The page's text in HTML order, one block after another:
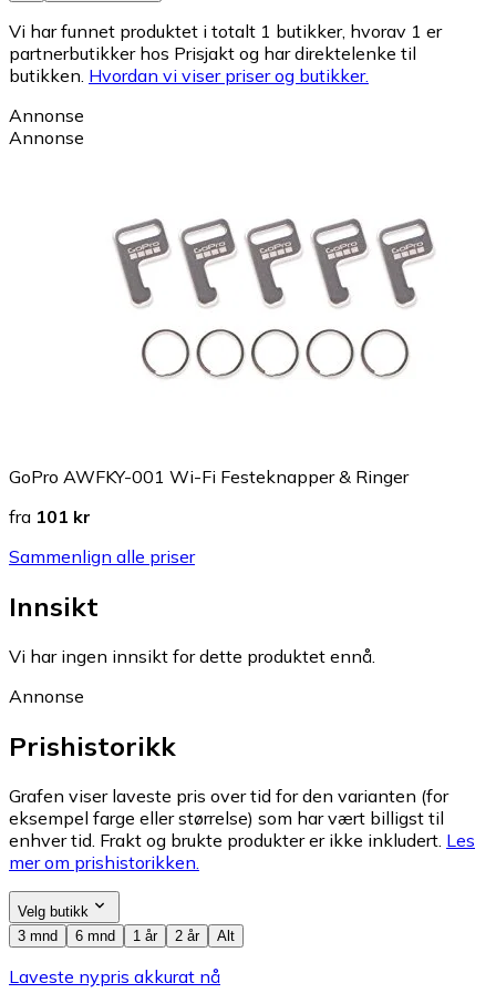
Vi har funnet produktet i totalt 1 butikker, hvorav 1 er
partnerbutikker hos Prisjakt og har direktelenke til
butikken. Hvordan vi viser priser og butikker.
Annonse
Annonse
GoPro AWFKY-001 Wi-Fi Festeknapper & Ringer
fra 101 kr
Sammenlign alle priser
Innsikt
Vi har ingen innsikt for dette produktet ennå.
Annonse
Prishistorikk
Grafen viser laveste pris over tid for den varianten (for
eksempel farge eller størrelse) som har vært billigst til
enhver tid. Frakt og brukte produkter er ikke inkludert. Les
mer om prishistorikken.
Velg butikk
3 mnd
6 mnd 1 år 2 år Alt
Laveste nypris akkurat nå